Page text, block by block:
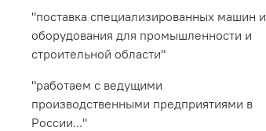
"поставка специализированных машин и
оборудования для промышленности и
строительной области"
"работаем с ведущими
производственными предприятиями в
России..."